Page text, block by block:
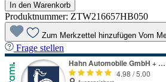
In den Warenkorb
Produktnummer: ZTW216657HB050
Zum Merkzettel hinzufügen Vom
Frage stellen